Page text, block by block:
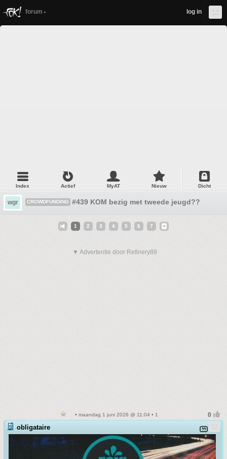
forum log in
Index Actief MyAT Nieuw Dicht
wgr CROWDFUNDING #439 KOM bezig met tweede jeugd??
1 2 3 4 5 6 7
▼ Advertentie door Refinery89
• maandag 1 juni 2026 @ 11:04 • 1
obligataire